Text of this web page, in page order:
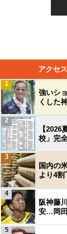
アクセ
強いシ
くした
1
【
校」完
2
国内の
より4
3
阪神藤
安…岡田
4
5